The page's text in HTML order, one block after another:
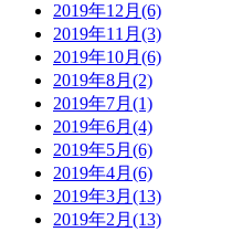
2019年12月(6)
2019年11月(3)
2019年10月(6)
2019年8月(2)
2019年7月(1)
2019年6月(4)
2019年5月(6)
2019年4月(6)
2019年3月(13)
2019年2月(13)